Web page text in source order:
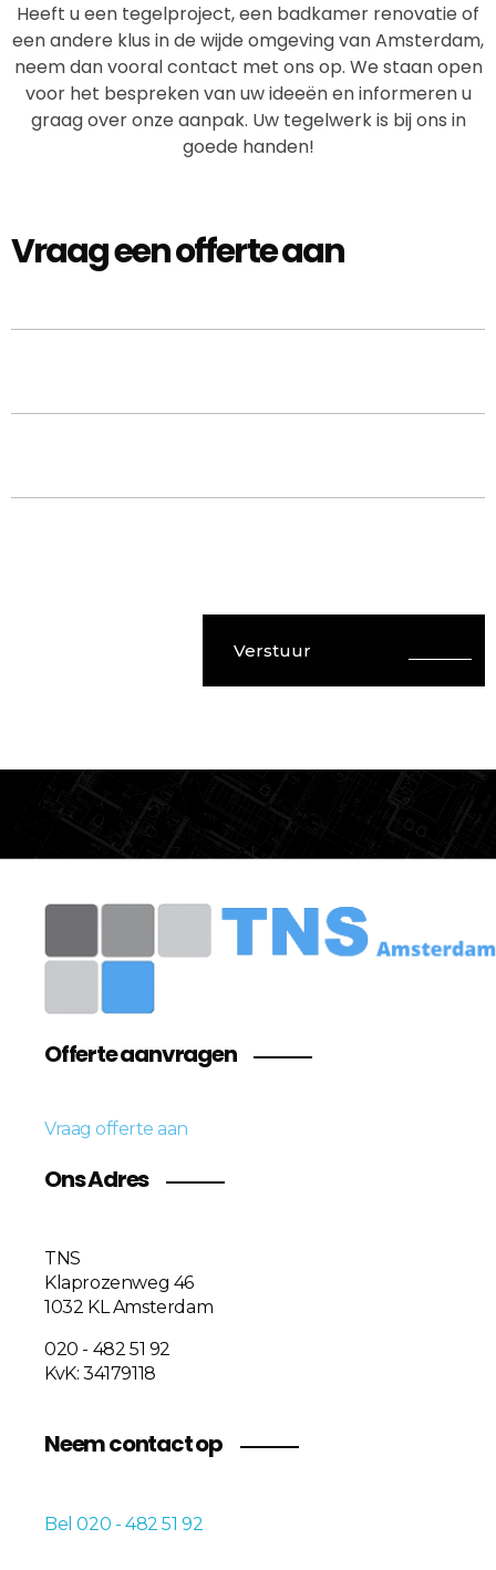
Heeft u een tegelproject, een badkamer renovatie of
een andere klus in de wijde omgeving van Amsterdam,
neem dan vooral contact met ons op. We staan open
voor het bespreken van uw ideeën en informeren u
graag over onze aanpak. Uw tegelwerk is bij ons in
goede handen!
Vraag een offerte aan
Verstuur
Offerte aanvragen
Vraag offerte aan
Ons Adres
TNS
Klaprozenweg 46
1032 KL Amsterdam
020 - 482 51 92
KvK: 34179118
Neem contact op
Bel 020 - 482 51 92